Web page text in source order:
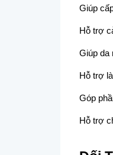
Giúp
Hỗ trợ
Giúp da
Hỗ trợ
Góp
Hỗ trợ